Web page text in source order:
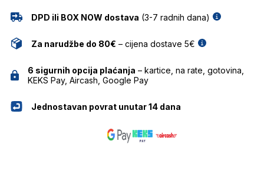
DPD ili BOX NOW dostava (3-7 radnih dana)
Za narudžbe do 80€ – cijena dostave 5€
6 sigurnih opcija plaćanja – kartice, na rate, gotovina,
KEKS Pay, Aircash, Google Pay
Jednostavan povrat unutar 14 dana